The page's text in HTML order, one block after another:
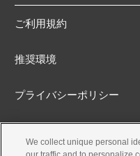
ご利用規約
推奨環境
プライバシーポリシー
We collect unique personal